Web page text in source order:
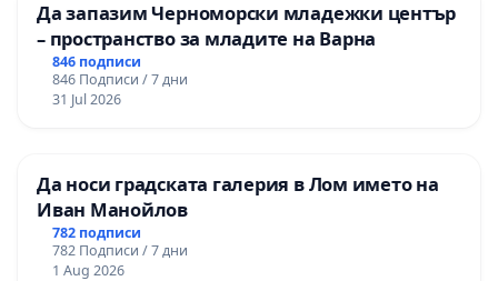
Да запазим Черноморски младежки център
– пространство за младите на Варна
846 подписи
846 Подписи / 7 дни
31 Jul 2026
Да носи градската галерия в Лом името на
Иван Манойлов
782 подписи
782 Подписи / 7 дни
1 Aug 2026